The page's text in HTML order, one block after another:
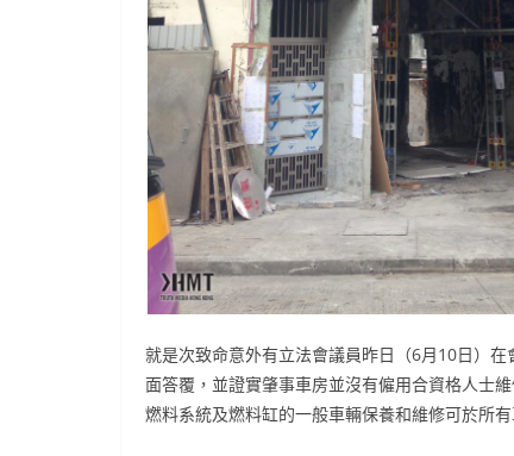
就是次致命意外有立法會議員昨日（6月10日）
面答覆，並證實肇事車房並沒有僱用合資格人士
燃料系統及燃料缸的一般車輛保養和維修可於所有